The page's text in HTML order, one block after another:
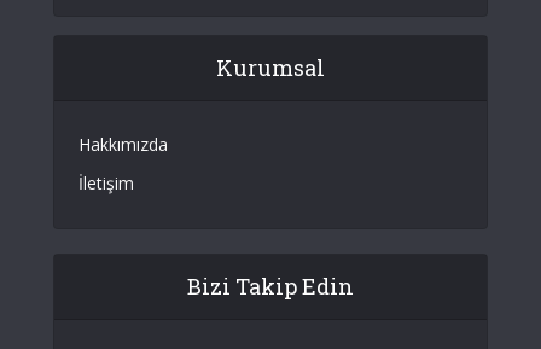
Kurumsal
Hakkımızda
İletişim
Bizi Takip Edin